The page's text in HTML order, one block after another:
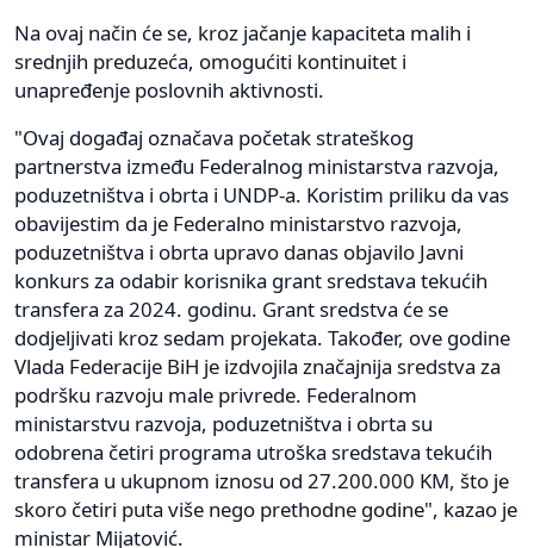
Na ovaj način će se, kroz jačanje kapaciteta malih i
srednjih preduzeća, omogućiti kontinuitet i
unapređenje poslovnih aktivnosti.
"Ovaj događaj označava početak strateškog
partnerstva između Federalnog ministarstva razvoja,
poduzetništva i obrta i UNDP-a. Koristim priliku da vas
obavijestim da je Federalno ministarstvo razvoja,
poduzetništva i obrta upravo danas objavilo Javni
konkurs za odabir korisnika grant sredstava tekućih
transfera za 2024. godinu. Grant sredstva će se
dodjeljivati kroz sedam projekata. Također, ove godine
Vlada Federacije BiH je izdvojila značajnija sredstva za
podršku razvoju male privrede. Federalnom
ministarstvu razvoja, poduzetništva i obrta su
odobrena četiri programa utroška sredstava tekućih
transfera u ukupnom iznosu od 27.200.000 KM, što je
skoro četiri puta više nego prethodne godine", kazao je
ministar Mijatović.